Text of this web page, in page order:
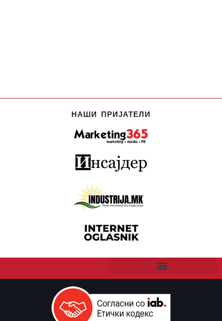
НАШИ ПРИЈАТЕЛИ